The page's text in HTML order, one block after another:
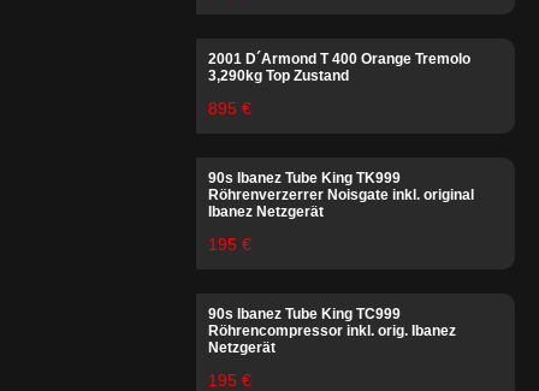
2001 D´Armond T 400 Orange Tremolo
3,290kg Top Zustand
895 €
90s Ibanez Tube King TK999
Röhrenverzerrer Noisgate inkl. original
Ibanez Netzgerät
195 €
90s Ibanez Tube King TC999
Röhrencompressor inkl. orig. Ibanez
Netzgerät
195 €